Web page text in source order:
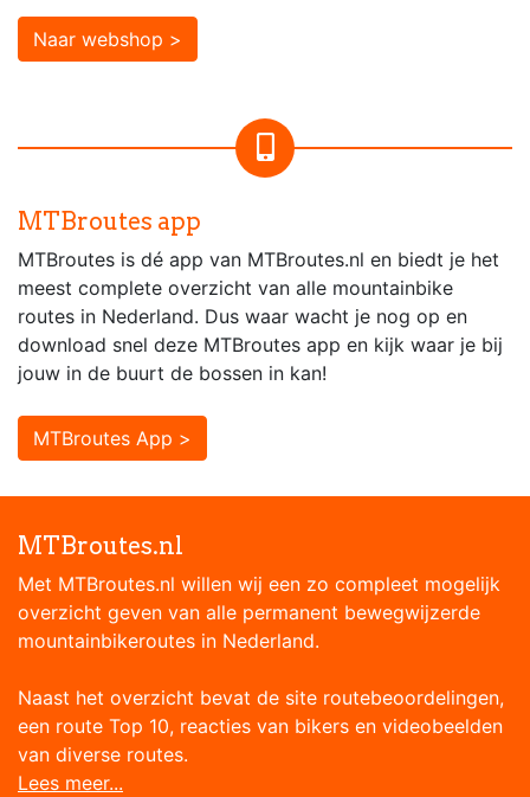
Naar webshop >
MTBroutes app
MTBroutes is dé app van MTBroutes.nl en biedt je het
meest complete overzicht van alle mountainbike
routes in Nederland. Dus waar wacht je nog op en
download snel deze MTBroutes app en kijk waar je bij
jouw in de buurt de bossen in kan!
MTBroutes App >
MTBroutes.nl
Met MTBroutes.nl willen wij een zo compleet mogelijk
overzicht geven van alle permanent bewegwijzerde
mountainbikeroutes in Nederland.
Naast het overzicht bevat de site routebeoordelingen,
een route Top 10, reacties van bikers en videobeelden
van diverse routes.
Lees meer...